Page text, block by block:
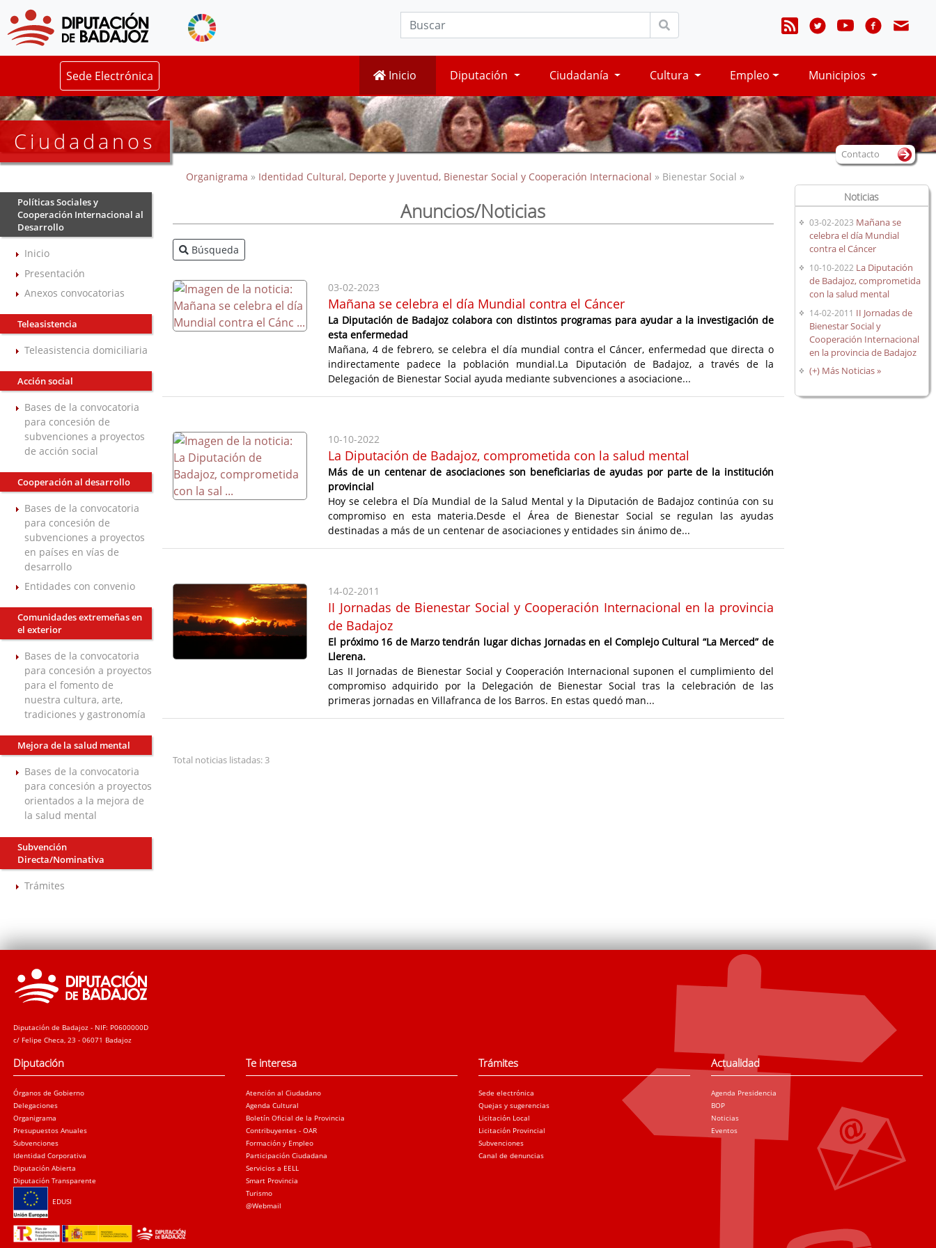
Sede Electrónica Inicio Diputación Ciudadanía Cultura Empleo Municipios
Ciudadanos
Políticas Sociales y
Cooperación Internacional al
Desarrollo
Inicio
Presentación
Anexos convocatorias
Teleasistencia
Teleasistencia domiciliaria
Acción social
Bases de la convocatoria
para concesión de
subvenciones a proyectos
de acción social
Cooperación al desarrollo
Bases de la convocatoria
para concesión de
subvenciones a proyectos
en países en vías de
desarrollo
Entidades con convenio
Comunidades extremeñas en
el exterior
Bases de la convocatoria
para concesión a proyectos
para el fomento de
nuestra cultura, arte,
tradiciones y gastronomía
Mejora de la salud mental
Bases de la convocatoria
para concesión a proyectos
orientados a la mejora de
la salud mental
Subvención
Directa/Nominativa
Trámites
Organigrama » Identidad Cultural, Deporte y Juventud, Bienestar Social y Cooperación Internacional » Bienestar Social »
Anuncios/Noticias
Búsqueda
03-02-2023
Mañana se celebra el día Mundial contra el Cáncer
La Diputación de Badajoz colabora con distintos programas para ayudar a la investigación de
esta enfermedad
Mañana, 4 de febrero, se celebra el día mundial contra el Cáncer, enfermedad que directa o
indirectamente padece la población mundial.La Diputación de Badajoz, a través de la
Delegación de Bienestar Social ayuda mediante subvenciones a asociacione...
10-10-2022
La Diputación de Badajoz, comprometida con la salud mental
Más de un centenar de asociaciones son beneficiarias de ayudas por parte de la institución
provincial
Hoy se celebra el Día Mundial de la Salud Mental y la Diputación de Badajoz continúa con su
compromiso en esta materia.Desde el Área de Bienestar Social se regulan las ayudas
destinadas a más de un centenar de asociaciones y entidades sin ánimo de...
14-02-2011
II Jornadas de Bienestar Social y Cooperación Internacional en la provincia
de Badajoz
El próximo 16 de Marzo tendrán lugar dichas Jornadas en el Complejo Cultural “La Merced” de
Llerena.
Las II Jornadas de Bienestar Social y Cooperación Internacional suponen el cumplimiento del
compromiso adquirido por la Delegación de Bienestar Social tras la celebración de las
primeras jornadas en Villafranca de los Barros. En estas quedó man...
Total noticias listadas: 3
Contacto
Noticias
03-02-2023 Mañana se
celebra el día Mundial
contra el Cáncer
10-10-2022 La Diputación
de Badajoz, comprometida
con la salud mental
14-02-2011 II Jornadas de
Bienestar Social y
Cooperación Internacional
en la provincia de Badajoz
(+) Más Noticias »
Diputación de Badajoz - NIF: P0600000D
c/ Felipe Checa, 23 - 06071 Badajoz
Diputación
Órganos de Gobierno
Delegaciones
Organigrama
Presupuestos Anuales
Subvenciones
Identidad Corporativa
Diputación Abierta
Diputación Transparente
EDUSI
Te interesa
Atención al Ciudadano
Agenda Cultural
Boletín Oficial de la Provincia
Contribuyentes - OAR
Formación y Empleo
Participación Ciudadana
Servicios a EELL
Smart Provincia
Turismo
@Webmail
Trámites
Sede electrónica
Quejas y sugerencias
Licitación Local
Licitación Provincial
Subvenciones
Canal de denuncias
Actualidad
Agenda Presidencia
BOP
Noticias
Eventos